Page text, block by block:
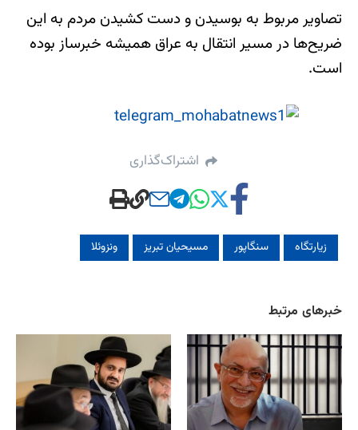
تصاویر مربوط به بوسیدن و دست کشیدن مردم به این
ضریح‌ها در مسیر انتقال به عراق همیشه خبرساز بوده
است.
اشتراک‌گذاری
زیارتگاه سنگاپور مسیحیان تبریز ونزوئلا
خبرهای مرتبط